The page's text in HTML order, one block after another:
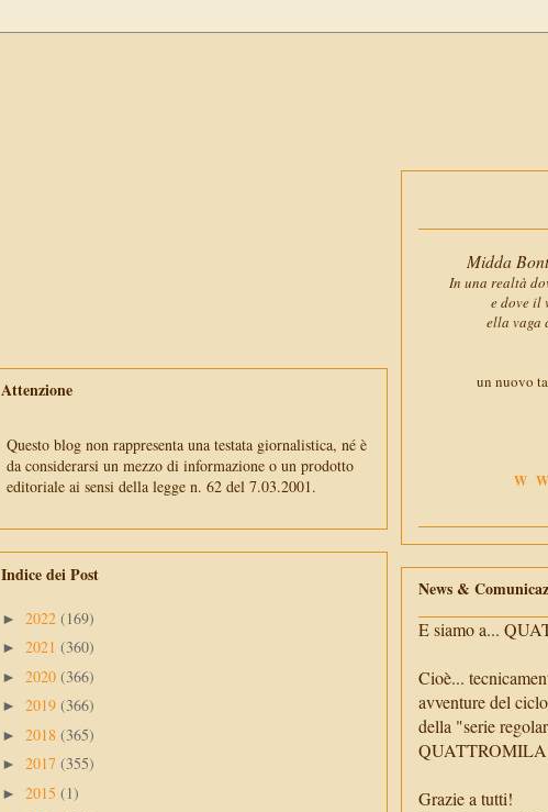
Midda
In una realtà
e dove il
ella vaga
un nuovo
News &
E siamo a...
Cioè...
avventure del ciclo
della "serie
QUATTROMILA
Grazie a tutti!
Attenzione
Questo blog non rappresenta una testata giornalistica, né è
da considerarsi un mezzo di informazione o un prodotto
editoriale ai sensi della legge n. 62 del 7.03.2001.
Indice dei Post
► 2022 (169)
► 2021 (360)
► 2020 (366)
► 2019 (366)
► 2018 (365)
► 2017 (355)
► 2015 (1)